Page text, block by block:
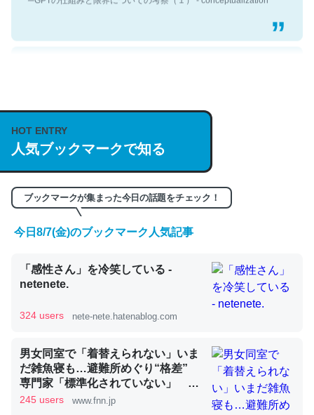
https://isobe324649.hatenablog.com/entry/2023/03/27
/064121
─GPTの仕組みと限界についての考察（１） - conceptualization
くらい。小説でいう「ずっと前の伏線」は回収されないけ
ど、短期記憶というには多い分量。進化すればするほど分
─GPTの仕組みと限界についての考察（１） - conceptualization
昆虫ってカルシウム少ないのか。知らんかった。調べたら
HOT ENTRY
人気ブックマークで知る
ブックマークが集まった今日の話題をチェック！
今日8/7(金)のブックマーク人気記事
「感性さん」を冷笑している -
netenete.
324 users nete-nete.hatenablog.com
男女同室で「着替えられない」いま
だ雑魚寝も…避難所めぐり“格差”
専門家「標準化されていない」 令
和8年熊本地震｜FNNプライムオン
245 users www.fnn.jp